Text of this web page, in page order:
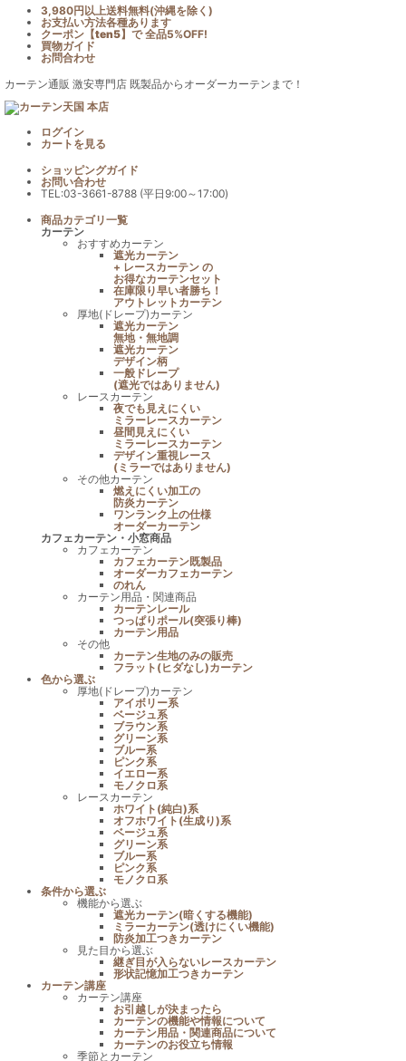
3,980円以上送料無料(沖縄を除く)
お支払い方法各種あります
クーポン【ten5】で全品5%OFF!
買物ガイド
お問合わせ
カーテン通販 激安専門店 既製品からオーダーカーテンまで！
ログイン
カート を見る
ショッピングガイド
お問い合わせ
TEL:03-3661-8788 (平日9:00～17:00)
商品カテゴリ一覧
カーテン
おすすめカーテン
遮光カーテン
+ レースカーテン の
お得なカーテンセット
在庫限り早い者勝ち！
アウトレットカーテン
厚地(ドレープ)カーテン
遮光カーテン
無地・無地調
遮光カーテン
デザイン柄
一般ドレープ
(遮光ではありません)
レースカーテン
夜でも見えにくい
ミラーレースカーテン
昼間見えにくい
ミラーレースカーテン
デザイン重視レース
(ミラーではありません)
その他カーテン
燃えにくい加工の
防炎カーテン
ワンランク上の仕様
オーダーカーテン
カフェカーテン・小窓商品
カフェカーテン
カフェカーテン既製品
オーダーカフェカーテン
のれん
カーテン用品・関連商品
カーテンレール
つっぱりポール(突張り棒)
カーテン用品
その他
カーテン生地のみの販売
フラット(ヒダなし)カーテン
色から選ぶ
厚地(ドレープ)カーテン
アイボリー系
ベージュ系
ブラウン系
グリーン系
ブルー系
ピンク系
イエロー系
モノクロ系
レースカーテン
ホワイト(純白)系
オフホワイト(生成り)系
ベージュ系
グリーン系
ブルー系
ピンク系
モノクロ系
条件から選ぶ
機能から選ぶ
遮光カーテン(暗くする機能)
ミラーカーテン(透けにくい機能)
防炎加工つきカーテン
見た目から選ぶ
継ぎ目が入らないレースカーテン
形状記憶加工つきカーテン
カーテン講座
カーテン講座
お引越しが決まったら
カーテンの機能や情報について
カーテン用品・関連商品について
カーテンのお役立ち情報
季節とカーテン